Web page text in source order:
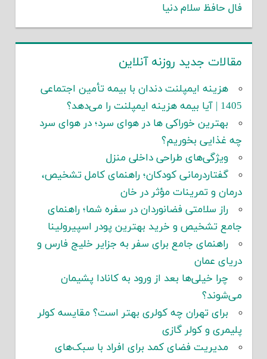
فال حافظ سلام دنیا
مقالات جدید روزنه آنلاین
هزینه ایمپلنت دندان با بیمه تأمین اجتماعی
1405 | آیا بیمه هزینه ایمپلنت را می‌دهد؟
بهترین خوراکی ها در هوای سرد؛ در هوای سرد
چه غذایی بخوریم؟
ویژگی‌های طراحی داخلی منزل
گفتاردرمانی کودکان؛ راهنمای کامل تشخیص،
درمان و تمرینات مؤثر در خان
راز سلامتی فضانوردان در سفره شما؛ راهنمای
جامع تشخیص و خرید بهترین پودر اسپیرولینا
راهنمای جامع برای سفر به جزایر خلیج فارس و
دریای عمان
چرا خیلی‌ها بعد از ورود به کانادا پشیمان
می‌شوند؟
برای تهران چه کولری بهتر است؟ مقایسه کولر
پلیمری و کولر گازی
مدیریت فضای کمد برای افراد با سبک‌های